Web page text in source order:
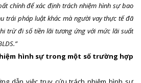
chính để xác định trách nhiệm hình sự bao
trái pháp luật khác mà người vay thực tế đã
trừ đi số tiền lãi tương ứng với mức lãi suất
hình sự trong một số trường hợp